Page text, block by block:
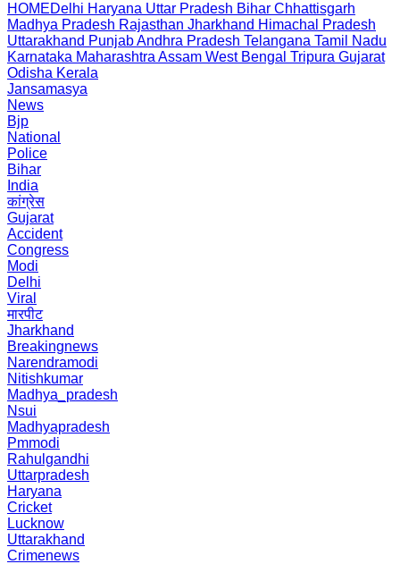
HOMEDelhi Haryana Uttar Pradesh Bihar Chhattisgarh
Madhya Pradesh Rajasthan Jharkhand Himachal Pradesh
Uttarakhand PunjabAndhra Pradesh Telangana Tamil Nadu
Karnataka Maharashtra Assam West Bengal Tripura Gujarat
Odisha Kerala
Jansamasya
News
Bjp
National
Police
Bihar
India
कांग्रेस
Gujarat
Accident
Congress
Modi
Delhi
Viral
मारपीट
Jharkhand
Breakingnews
Narendramodi
Nitishkumar
Madhya_pradesh
Nsui
Madhyapradesh
Pmmodi
Rahulgandhi
Uttarpradesh
Haryana
Cricket
Lucknow
Uttarakhand
Crimenews